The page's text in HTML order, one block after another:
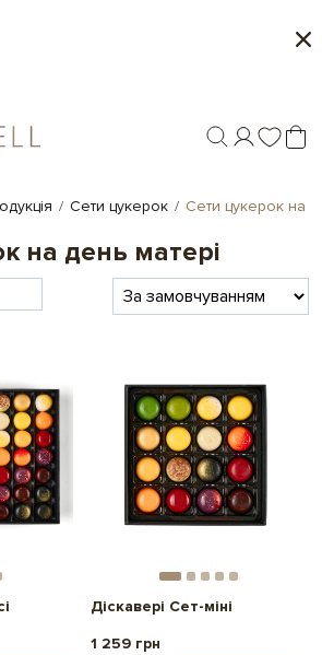
Сети цукерок Сети цукерок на
на день матері
Діскавері Сет-міні
1 259 грн